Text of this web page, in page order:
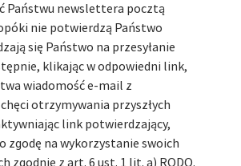
Państwu newslettera pocztą
nie potwierdzą Państwo
się Państwo na przesyłanie
klikając w odpowiedni link,
wiadomość e-mail z
otrzymywania przyszłych
link potwierdzający,
zgodę na wykorzystanie swoich
zgodnie z art. 6 ust. 1 lit. a) RODO.